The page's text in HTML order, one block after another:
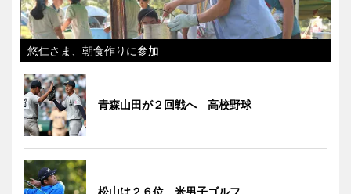
悠仁さま、朝食作りに参加
青森山田が２回戦へ 高校野球